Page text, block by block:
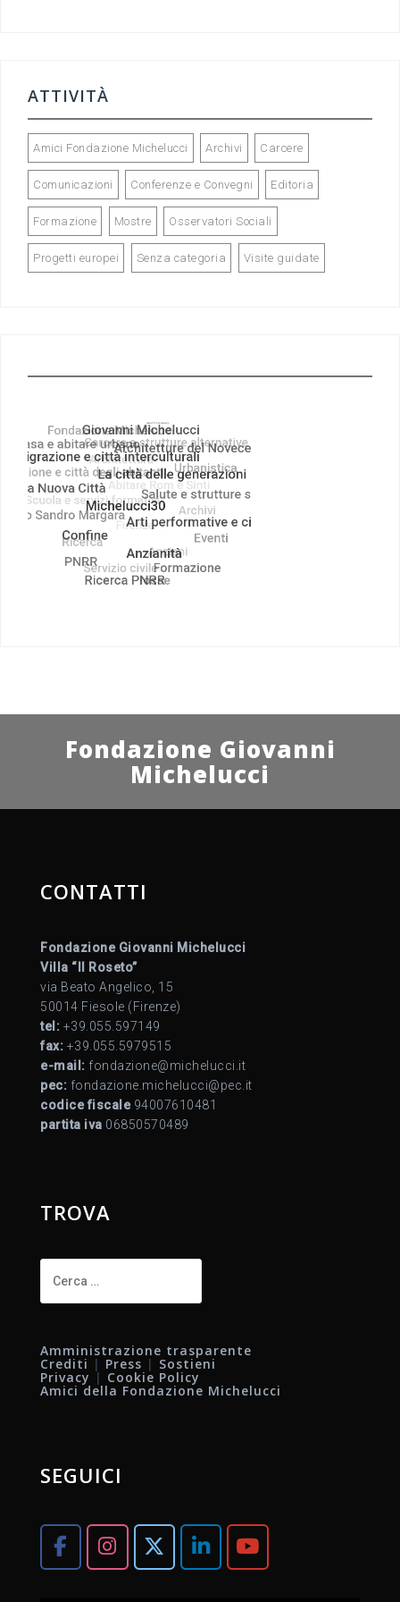
ATTIVITÀ
Amici Fondazione Michelucci Archivi Carcere
Comunicazioni Conferenze e Convegni Editoria
Formazione Mostre Osservatori Sociali
Progetti europei Senza categoria Visite guidate
Fondazione Giovanni
Michelucci
CONTATTI
Fondazione Giovanni Michelucci
Villa “Il Roseto”
via Beato Angelico, 15
50014 Fiesole (Firenze)
tel: +39.055.597149
fax: +39.055.5979515
e-mail: fondazione@michelucci.it
pec: fondazione.michelucci@pec.it
codice fiscale94007610481
partita iva 06850570489
TROVA
per:
Amministrazione trasparente
Crediti | Press | Sostieni
Privacy | Cookie Policy
Amici della Fondazione Michelucci
SEGUICI